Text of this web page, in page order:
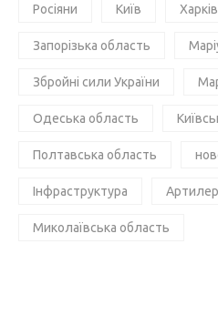
Росіяни Київ
Запорізька область
Збройні сили України
Одеська область
Полтавська область
Інфраструктура
Миколаївська область